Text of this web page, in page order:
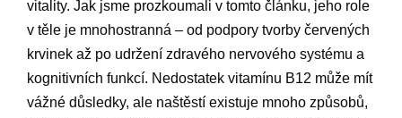
vitality. Jak jsme prozkoumali v tomto článku, jeho role
v těle je mnohostranná – od podpory tvorby červených
krvinek až po udržení zdravého nervového systému a
kognitivních funkcí. Nedostatek vitamínu B12 může mít
vážné důsledky, ale naštěstí existuje mnoho způsobů,